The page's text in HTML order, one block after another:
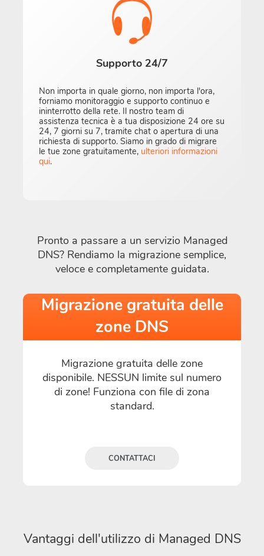
Supporto 24/7
Non importa in quale giorno, non importa l'ora,
forniamo monitoraggio e supporto continuo e
ininterrotto della rete. Il nostro team di
assistenza tecnica è a tua disposizione 24 ore su
24, 7 giorni su 7, tramite chat o apertura di una
richiesta di supporto. Siamo in grado di migrare
le tue zone gratuitamente, ulteriori informazioni
qui.
Pronto a passare a un servizio Managed
DNS? Rendiamo la migrazione semplice,
veloce e completamente guidata.
Migrazione gratuita delle
zone DNS
Migrazione gratuita delle zone
disponibile. NESSUN limite sul numero
di zone! Funziona con file di zona
standard.
CONTATTACI
Vantaggi dell'utilizzo di Managed DNS